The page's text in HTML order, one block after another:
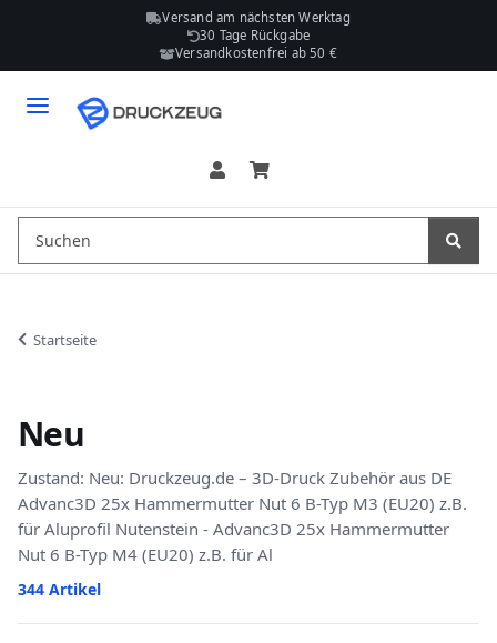
Versand am nächsten Werktag
30 Tage Rückgabe
Versandkostenfrei ab 50 €
Startseite
Neu
Zustand: Neu: Druckzeug.de – 3D-Druck Zubehör aus DE
Advanc3D 25x Hammermutter Nut 6 B-Typ M3 (EU20) z.B.
für Aluprofil Nutenstein - Advanc3D 25x Hammermutter
Nut 6 B-Typ M4 (EU20) z.B. für Al
344 Artikel